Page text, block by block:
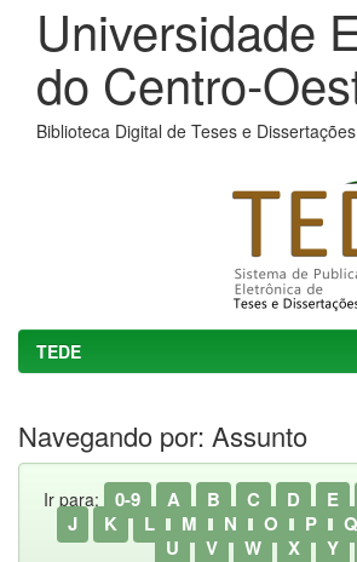
Universidade
do Centro-
Biblioteca Digital de Teses e Dissertações
TEDE
Navegando por: Assunto
Ir para: 0-9 A B C D E
J
K L M N O P Q
U
V W X Y